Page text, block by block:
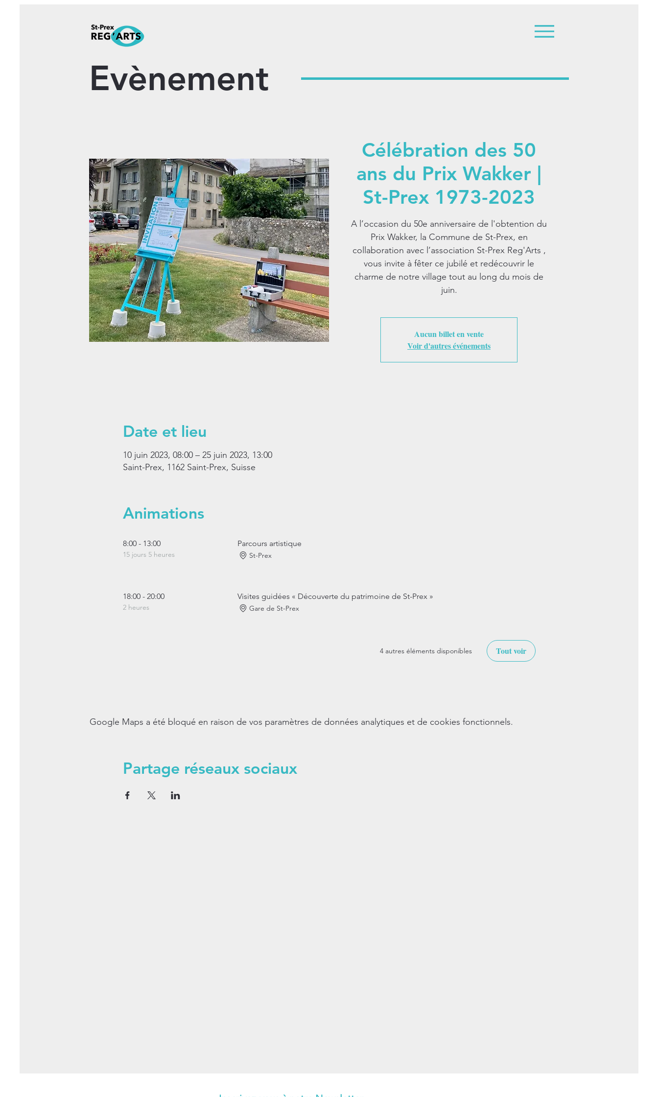
Evènement
Célébration des 50
ans du Prix Wakker |
St-Prex 1973-2023
A l’occasion du 50e anniversaire de l'obtention du
Prix Wakker, la Commune de St-Prex, en
collaboration avec l’association St-Prex Reg'Arts ,
vous invite à fêter ce jubilé et redécouvrir le
charme de notre village tout au long du mois de
juin.
Aucun billet en vente
Voir d'autres événements
Date et lieu
10 juin 2023, 08:00 – 25 juin 2023, 13:00
Saint-Prex, 1162 Saint-Prex, Suisse
Animations
8:00 - 13:00
15 jours 5 heures
Parcours artistique
St-Prex
18:00 - 20:00
2 heures
Visites guidées « Découverte du patrimoine de St-Prex »
Gare de St-Prex
4 autres éléments disponibles Tout voir
Google Maps a été bloqué en raison de vos paramètres de données analytiques et de cookies fonctionnels.
Partage réseaux sociaux